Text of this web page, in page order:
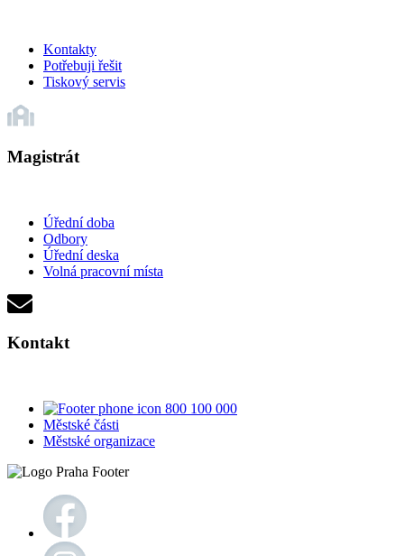
Kontakty
Potřebuji řešit
Tiskový servis
Magistrát
Úřední doba
Odbory
Úřední deska
Volná pracovní místa
Kontakt
800 100 000
Městské části
Městské organizace